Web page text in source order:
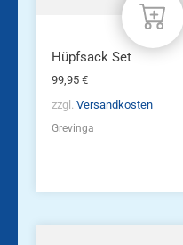
Hüpfsack Set
99,95 €
zzgl. Versandkosten
Grevinga